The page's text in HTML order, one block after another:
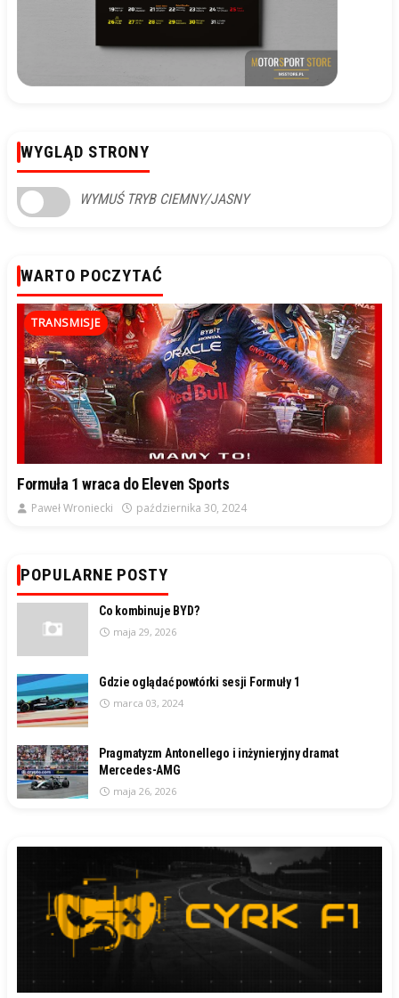
WYGLĄD STRONY
WYMUŚ TRYB CIEMNY/JASNY
WARTO POCZYTAĆ
TRANSMISJE
Formuła 1 wraca do Eleven Sports
Paweł Wroniecki października 30, 2024
POPULARNE POSTY
Co kombinuje BYD?
maja 29, 2026
Gdzie oglądać powtórki sesji Formuły 1
marca 03, 2024
Pragmatyzm Antonellego i inżynieryjny dramat
Mercedes-AMG
maja 26, 2026